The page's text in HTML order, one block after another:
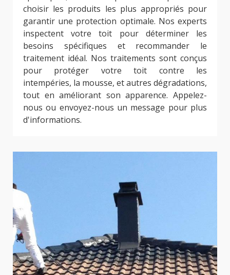
choisir les produits les plus appropriés pour
garantir une protection optimale. Nos experts
inspectent votre toit pour déterminer les
besoins spécifiques et recommander le
traitement idéal. Nos traitements sont conçus
pour protéger votre toit contre les
intempéries, la mousse, et autres dégradations,
tout en améliorant son apparence. Appelez-
nous ou envoyez-nous un message pour plus
d'informations.